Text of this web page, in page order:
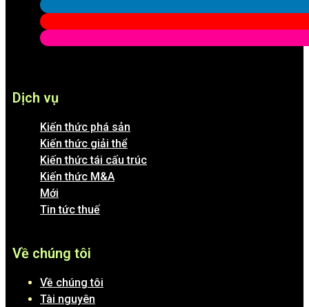
Dịch vụ
Kiến thức phá sản
Kiến thức giải thể
Kiến thức tái cấu trúc
Kiến thức M&A
Mới
Tin tức thuế
Về chúng tôi
Về chúng tôi
Tài nguyên